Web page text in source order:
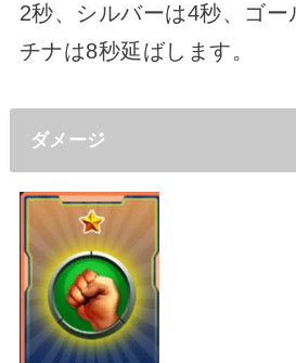
2秒、シルバーは4秒、ゴー
チナは8秒延ばします。
ダメージ